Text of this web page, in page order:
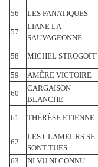
56 LES FANATIQUES
57
LIANE LA
SAUVAGEONNE
58 MICHEL STROGOFF
59 AMÈRE VICTOIRE
60
CARGAISON
BLANCHE
61 THÉRÈSE ETIENNE
62
LES CLAMEURS SE
SONT TUES
63 NI VU NI CONNU